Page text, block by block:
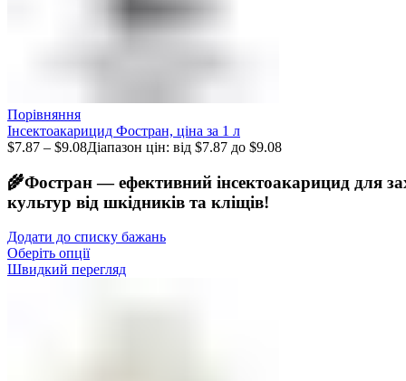
Порівняння
Інсектоакарицид Фостран, ціна за 1 л
$7.87 – $9.08Діапазон цін: від $7.87 до $9.08
🌾Фостран — ефективний інсектоакарицид для
культур від шкідників та кліщів!
Додати до списку бажань
Оберіть опції
Швидкий перегляд